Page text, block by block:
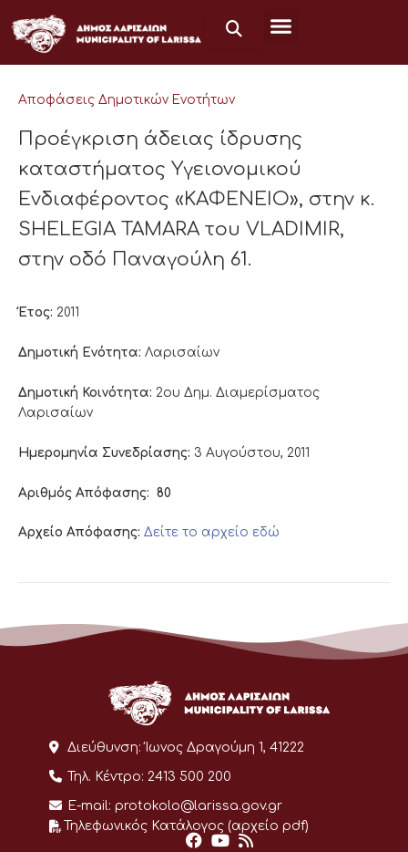
στο
περιεχόμενο
Αποφάσεις Δημοτικών Ενοτήτων
Προέγκριση άδειας ίδρυσης
καταστήματος Υγειονομικού
Ενδιαφέροντος «ΚΑΦΕΝΕΙΟ», στην κ.
SHELEGIA TAMARA του VLADIMIR,
στην οδό Παναγούλη 61.
Έτος: 2011
Δημοτική Ενότητα: Λαρισαίων
Δημοτική Κοινότητα: 2ου Δημ. Διαμερίσματος
Λαρισαίων
Ημερομηνία Συνεδρίασης: 3 Αυγούστου, 2011
Αριθμός Απόφασης: 80
Αρχείο Απόφασης: Δείτε το αρχείο εδώ
Διεύθυνση: Ίωνος Δραγούμη 1, 41222
Τηλ. Κέντρο: 2413 500 200
E-mail: protokolo@larissa.gov.gr
Τηλεφωνικός Κατάλογος (αρχείο pdf)